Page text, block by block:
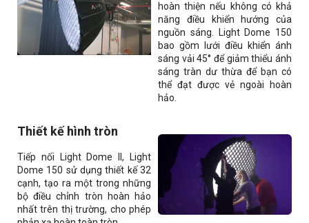
hoàn thiện nếu không có khả
năng điều khiển hướng của
nguồn sáng. Light Dome 150
bao gồm lưới điều khiển ánh
sáng vải 45° để giảm thiểu ánh
sáng tràn dư thừa để bạn có
thể đạt được vẻ ngoài hoàn
hảo.
Thiết kế hình tròn
Tiếp nối Light Dome II, Light
Dome 150 sử dụng thiết kế 32
cạnh, tạo ra một trong những
bộ điều chỉnh tròn hoàn hảo
nhất trên thị trường, cho phép